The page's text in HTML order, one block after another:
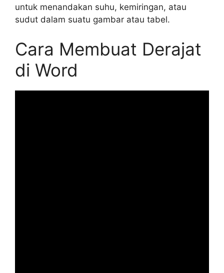
untuk menandakan suhu, kemiringan, atau
sudut dalam suatu gambar atau tabel.
Cara Membuat Derajat
di Word